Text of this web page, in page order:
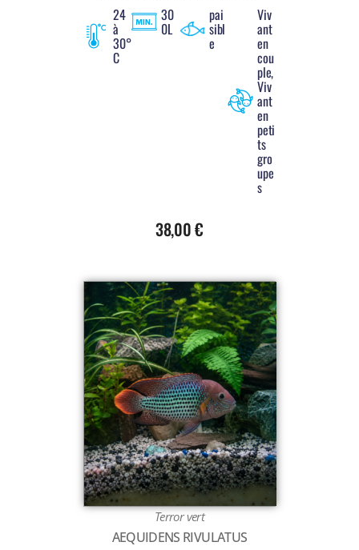
24
à
30°
C
30
0L
pai
sibl
e
Viv
ant
en
cou
ple,
Viv
ant
en
peti
ts
gro
upe
s
38,00€
Terror vert
AEQUIDENS RIVULATUS